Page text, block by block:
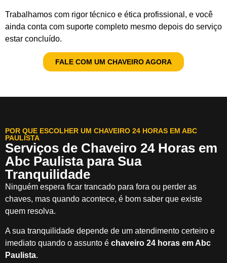
Trabalhamos com rigor técnico e ética profissional, e você
ainda conta com suporte completo mesmo depois do serviço
estar concluído.
FALE COM UM CHAVEIRO AGORA
POR QUE ESCOLHER UM CHAVEIRO 24 HORAS EM ABC
PAULISTA
Serviços de Chaveiro 24 Horas em
Abc Paulista para Sua
Tranquilidade
Ninguém espera ficar trancado para fora ou perder as
chaves, mas quando acontece, é bom saber que existe
quem resolva.
A sua tranquilidade depende de um atendimento certeiro e
imediato quando o assunto é chaveiro 24 horas em Abc
Paulista.